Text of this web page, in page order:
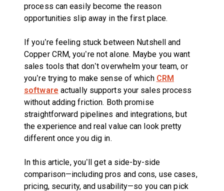
process can easily become the reason
opportunities slip away in the first place.
If you’re feeling stuck between Nutshell and
Copper CRM, you’re not alone. Maybe you want
sales tools that don’t overwhelm your team, or
you’re trying to make sense of which CRM
software actually supports your sales process
without adding friction. Both promise
straightforward pipelines and integrations, but
the experience and real value can look pretty
different once you dig in.
In this article, you’ll get a side-by-side
comparison—including pros and cons, use cases,
pricing, security, and usability—so you can pick